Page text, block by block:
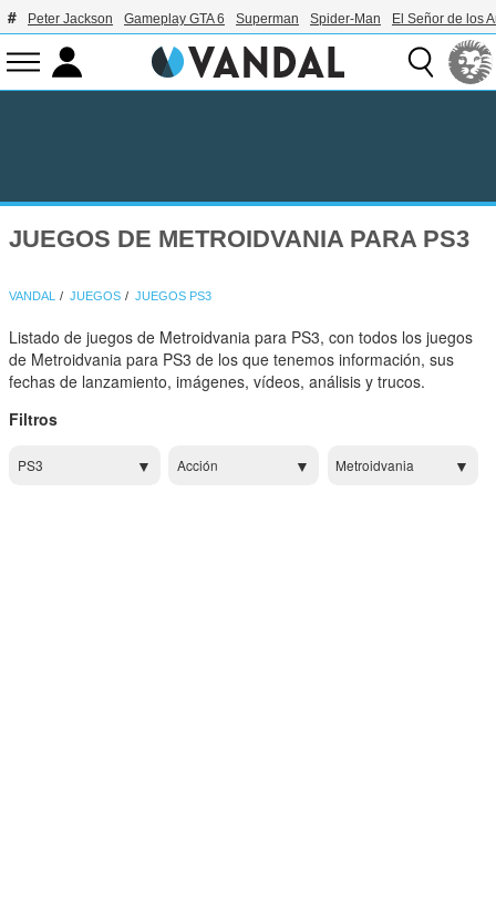
Peter Jackson Gameplay GTA 6 Superman Spider-Man El Señor de los
JUEGOS DE METROIDVANIA PARA PS3
VANDAL JUEGOS JUEGOS PS3
Listado de juegos de Metroidvania para PS3, con todos los juegos
de Metroidvania para PS3 de los que tenemos información, sus
fechas de lanzamiento, imágenes, vídeos, análisis y trucos.
Filtros
PS3 Acción Metroidvania